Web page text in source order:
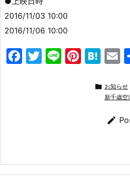
2016/11/03 10:00
2016/11/06 10:00
F
k
T
Li Pi
er
H
e
n
a
E
l
 お知らせ
新千歳空
